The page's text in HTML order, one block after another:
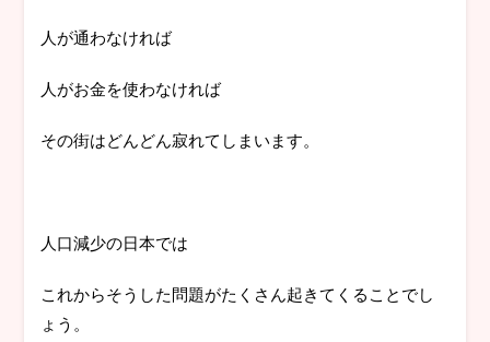
人が通わなければ
人がお金を使わなければ
その街はどんどん寂れてしまいます。
人口減少の日本では
これからそうした問題がたくさん起きてくることでし
ょう。